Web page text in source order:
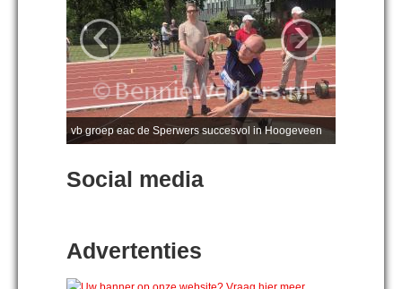
vb groep eac de Sperwers succesvol in Hoogeveen
‹ ›
Social media
Advertenties